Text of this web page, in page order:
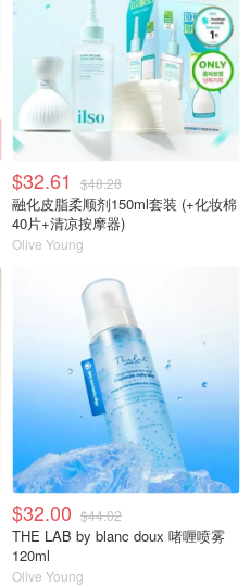
$32.61 $48.28
融化皮脂柔顺剂150ml套装 (+化妆棉
40片+清凉按摩器)
Olive Young
$32.00 $44.02
THE LAB by blanc doux 啫喱喷雾
120ml
Olive Young